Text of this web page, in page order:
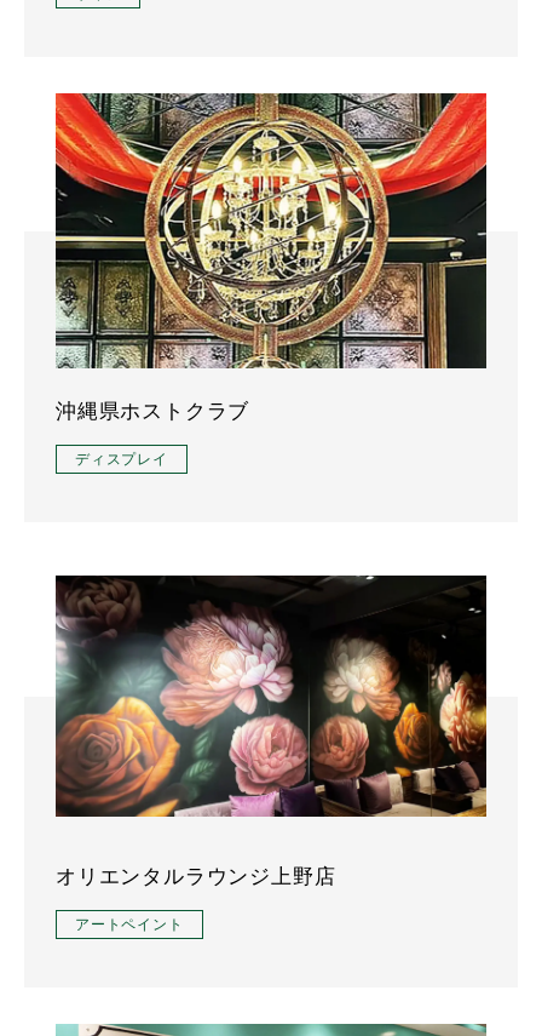
沖縄県ホストクラブ
ディスプレイ
オリエンタルラウンジ上野店
アートペイント